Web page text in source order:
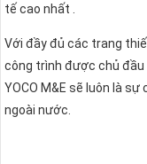
tế cao nhất .
Với đầy đủ các trang
công trình được chủ đầu
YOCO M&E sẽ luôn là
ngoài nước.